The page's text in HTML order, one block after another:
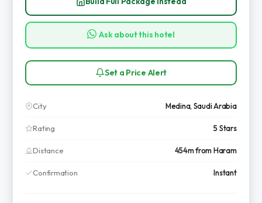
Ask about this hotel
Set a Price Alert
City Medina, Saudi Arabia
Rating 5 Stars
Distance 454m from Haram
Confirmation Instant